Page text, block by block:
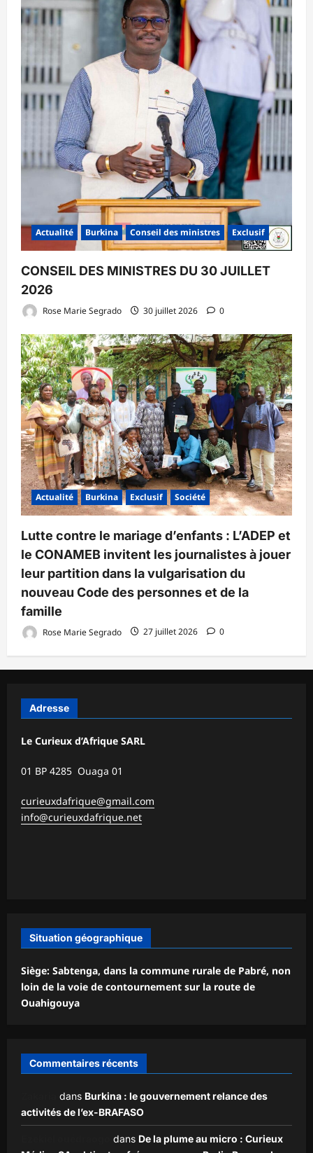
Actualité Burkina Conseil des ministres Exclusif
CONSEIL DES MINISTRES DU 30 JUILLET
2026
Rose Marie Segrado 30 juillet 2026 0
Actualité Burkina Exclusif Société
Lutte contre le mariage d’enfants : L’ADEP et
le CONAMEB invitent les journalistes à jouer
leur partition dans la vulgarisation du
nouveau Code des personnes et de la
famille
Rose Marie Segrado 27 juillet 2026 0
Adresse
Le Curieux d’Afrique SARL
01 BP 4285 Ouaga 01
curieuxdafrique@gmail.com
info@curieuxdafrique.net
Situation géographique
Siège: Sabtenga, dans la commune rurale de Pabré, non
loin de la voie de contournement sur la route de
Ouahigouya
Commentaires récents
dans Burkina : le gouvernement relance des
activités de l’ex-BRAFASO
dans De la plume au micro : Curieux